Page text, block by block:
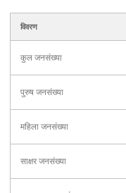
विवरण
कुल जनसंख्या
पुरुष जनसंख्या
महिला जनसंख्या
साक्षर जनसंख्या